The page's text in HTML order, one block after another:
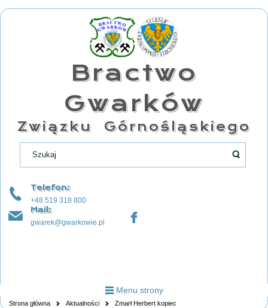
Bractwo
Gwarków
Związku Górnośląskiego
Telefon:
+48 519 318 800
Mail:
gwarek@gwarkowie.pl
Menu strony
Strona główna Aktualności Zmarł Herbert kopiec